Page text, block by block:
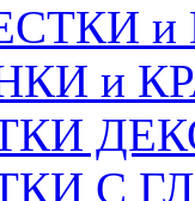
и
и
С